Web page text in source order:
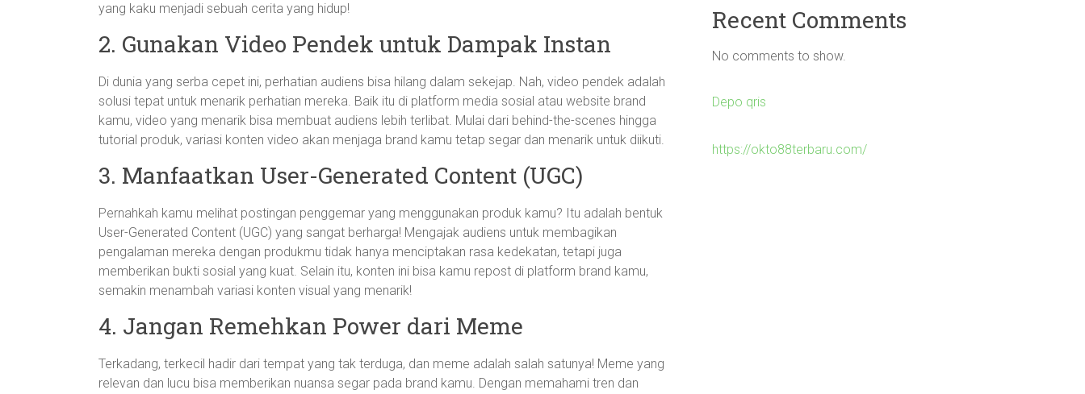
yang kaku menjadi sebuah cerita yang hidup!
2. Gunakan Video Pendek untuk Dampak Instan
Di dunia yang serba cepet ini, perhatian audiens bisa hilang dalam sekejap. Nah, video pendek adalah
solusi tepat untuk menarik perhatian mereka. Baik itu di platform media sosial atau website brand
kamu, video yang menarik bisa membuat audiens lebih terlibat. Mulai dari behind-the-scenes hingga
tutorial produk, variasi konten video akan menjaga brand kamu tetap segar dan menarik untuk diikuti.
3. Manfaatkan User-Generated Content (UGC)
Pernahkah kamu melihat postingan penggemar yang menggunakan produk kamu? Itu adalah bentuk
User-Generated Content (UGC) yang sangat berharga! Mengajak audiens untuk membagikan
pengalaman mereka dengan produkmu tidak hanya menciptakan rasa kedekatan, tetapi juga
memberikan bukti sosial yang kuat. Selain itu, konten ini bisa kamu repost di platform brand kamu,
semakin menambah variasi konten visual yang menarik!
4. Jangan Remehkan Power dari Meme
Terkadang, terkecil hadir dari tempat yang tak terduga, dan meme adalah salah satunya! Meme yang
relevan dan lucu bisa memberikan nuansa segar pada brand kamu. Dengan memahami tren dan
Recent Comments
No comments to show.
Depo qris
https://okto88terbaru.com/